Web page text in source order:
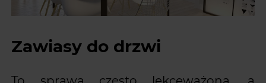
Zawiasy do drzwi